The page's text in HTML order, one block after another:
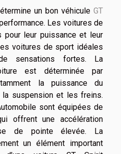
un bon véhicule GT
Les voitures de
pour leur puissance et leur
voitures de sport idéales
sensations fortes. La
est déterminée par
la puissance du
la suspension et les freins.
sont équipées de
offrent une accélération
de pointe élevée. La
un élément important